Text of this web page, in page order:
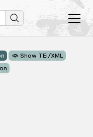
Show TEI/XML